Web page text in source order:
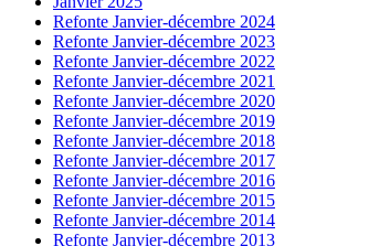
Refonte Janvier-décembre 2024
Refonte Janvier-décembre 2023
Refonte Janvier-décembre 2022
Refonte Janvier-décembre 2021
Refonte Janvier-décembre 2020
Refonte Janvier-décembre 2019
Refonte Janvier-décembre 2018
Refonte Janvier-décembre 2017
Refonte Janvier-décembre 2016
Refonte Janvier-décembre 2015
Refonte Janvier-décembre 2014
Refonte Janvier-décembre 2013